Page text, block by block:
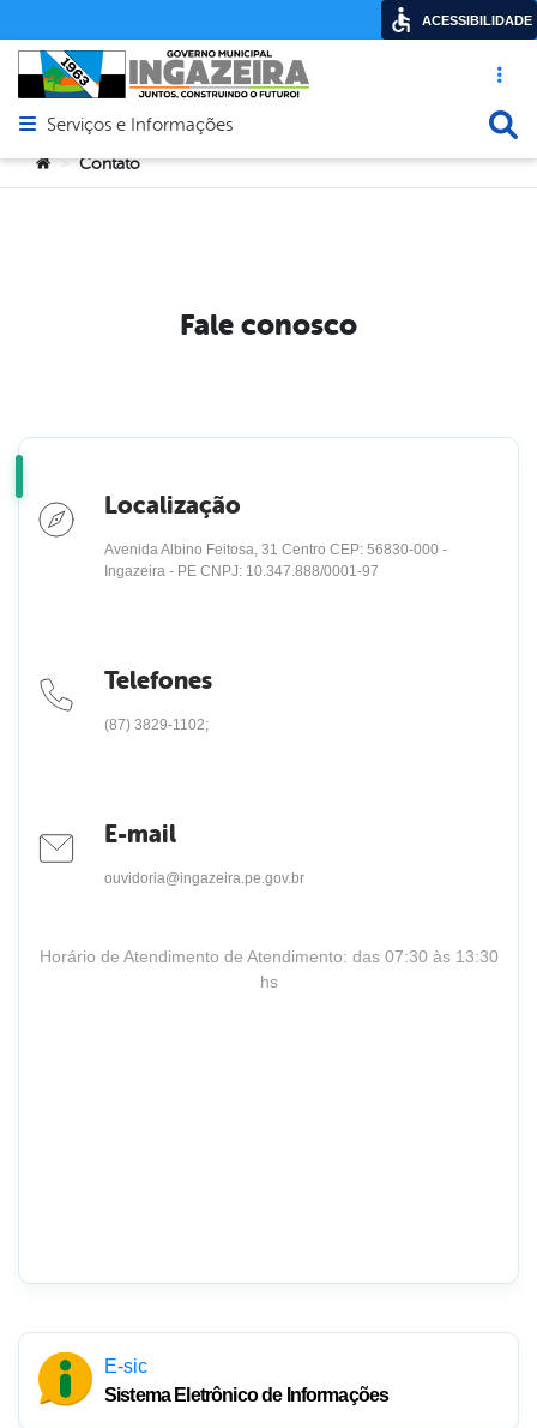
Acesso
Abrir menu principal de navegação
Serviços e Informações
Você está aqui:
> Contato
Fale conosco
Localização
Avenida Albino Feitosa, 31 Centro CEP: 56830-000 -
Ingazeira - PE CNPJ: 10.347.888/0001-97
Telefones
(87) 3829-1102;
E-mail
ouvidoria@ingazeira.pe.gov.br
Horário de Atendimento de Atendimento: das 07:30 às 13:30
hs
E-sic
Sistema Eletrônico de Informações
ACESSIBILIDADE